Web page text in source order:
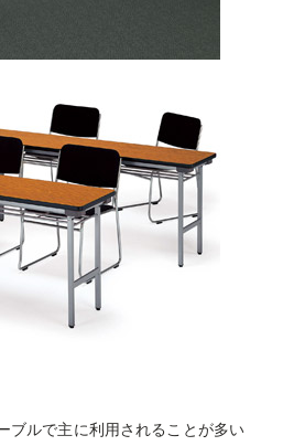
ブルで主に利用されることが多い